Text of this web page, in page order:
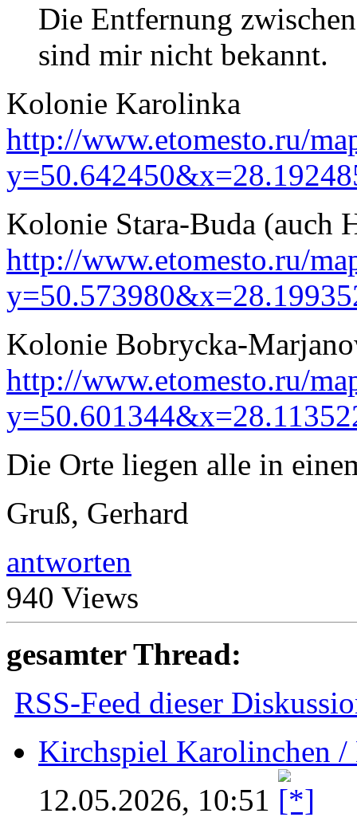
Die Entfernung
sind mir nicht bekannt.
Kolonie Karolinka
http://www.etomesto.ru/
Kolonie Stara-Buda (auch
http://www.etomesto.ru/
Kolonie Bobrycka-
http://www.etomesto.ru/
Die Orte liegen alle in
Gruß, Gerhard
antworten
940 Views
gesamter Thread:
RSS-Feed dieser
Kirchspiel Karolinchen /
12.05.2026, 10:51